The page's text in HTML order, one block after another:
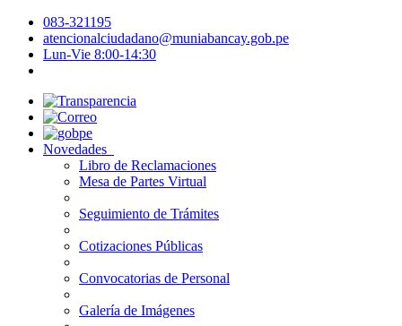
083-321195
atencionalciudadano@muniabancay.gob.pe
Lun-Vie 8:00-14:30
Novedades
Libro de Reclamaciones
Mesa de Partes Virtual
Seguimiento de Trámites
Cotizaciones Públicas
Convocatorias de Personal
Galería de Imágenes